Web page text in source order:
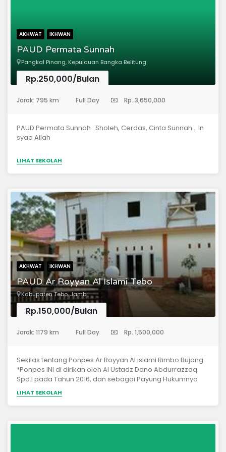
AKHWAT IKHWAN
PAUD Permata Sunnah
Pangkal Pinang, Kepulauan Bangka Belitung
Rp.250,000/Bulan
Jarak: 795 km Full Day Rp. 3,650,000
PAUD Permata Sunnah : Sholeh, Cerdas, Cinta Sunnah... In
syaa Allah
LIHAT SEKOLAH
AKHWAT IKHWAN
PAUD Ar Royyan Al Islami Tebo
Kabupaten Tebo, Jambi
Rp.150,000/Bulan
Jarak: 1179 km Full Day Rp. 1,500,000
Sekilas tentang Ponpes Ar Royyan Al islami Rimbo Bujang
*Ponpes INI di dirikan oleh Al Ustadz Dano Abdurrazzaq
Spd.I pada Tahun 2016, dan sebagai Payung Hukumnya
adalah Yayasan Ar Royyan al Islami Tebo, Pesantren Ini
Fokus dalam Bidang Tahfidz Qur'an , Bahasa Arab Dan Ilmu
Syar'i Alhamdulillah Pada saat Ini sudah memasuki tahun
LIHAT SEKOLAH